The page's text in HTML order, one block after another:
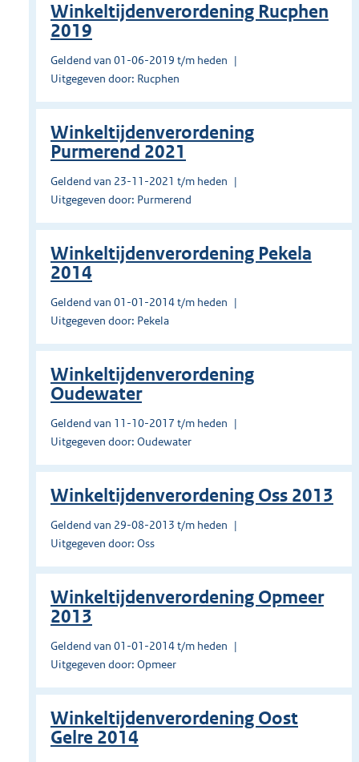
Winkeltijdenverordening Rucphen
2019
Geldend van 01-06-2019 t/m heden
Uitgegeven door: Rucphen
Winkeltijdenverordening
Purmerend 2021
Geldend van 23-11-2021 t/m heden
Uitgegeven door: Purmerend
Winkeltijdenverordening Pekela
2014
Geldend van 01-01-2014 t/m heden
Uitgegeven door: Pekela
Winkeltijdenverordening
Oudewater
Geldend van 11-10-2017 t/m heden
Uitgegeven door: Oudewater
Winkeltijdenverordening Oss 2013
Geldend van 29-08-2013 t/m heden
Uitgegeven door: Oss
Winkeltijdenverordening Opmeer
2013
Geldend van 01-01-2014 t/m heden
Uitgegeven door: Opmeer
Winkeltijdenverordening Oost
Gelre 2014